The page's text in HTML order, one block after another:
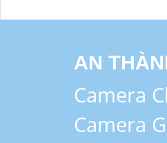
AN
Camera
Camera